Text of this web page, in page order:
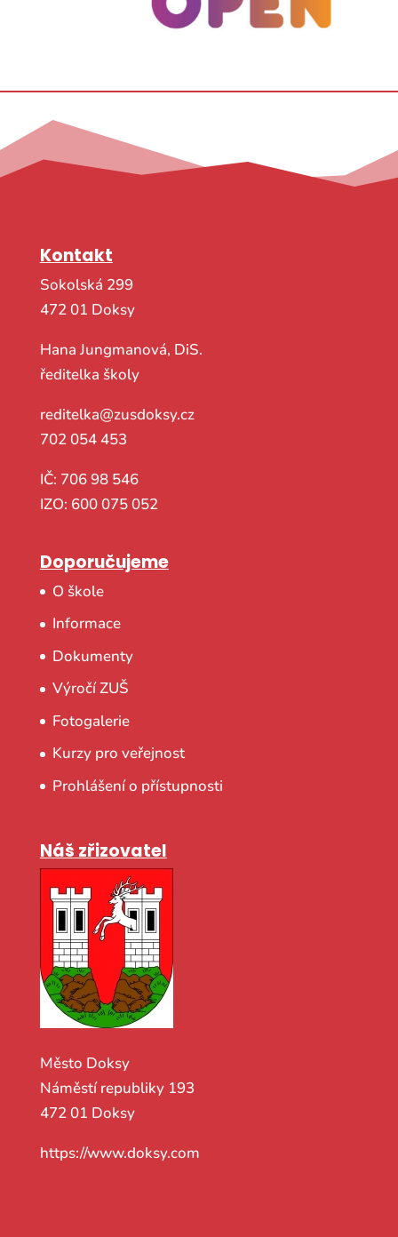
Kontakt
Sokolská 299
472 01 Doksy
Hana Jungmanová, DiS.
ředitelka školy
reditelka@zusdoksy.cz
702 054 453
IČ: 706 98 546
IZO: 600 075 052
Doporučujeme
O škole
Informace
Dokumenty
Výročí ZUŠ
Fotogalerie
Kurzy pro veřejnost
Prohlášení o přístupnosti
Náš zřizovatel
Město Doksy
Náměstí republiky 193
472 01 Doksy
https://www.doksy.com